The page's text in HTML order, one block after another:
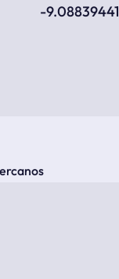
-9.08839441